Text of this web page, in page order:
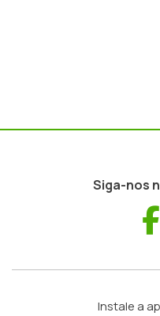
Siga-nos
Instale a